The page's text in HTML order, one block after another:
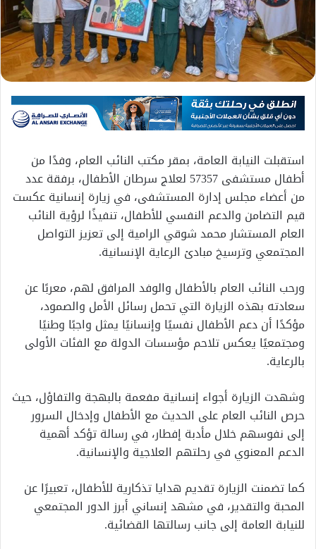
استقبلت النيابة العامة، بمقر مكتب النائب العام، وفدًا من
أطفال مستشفى 57357 لعلاج سرطان الأطفال، برفقة عدد
من أعضاء مجلس إدارة المستشفى، في زيارة إنسانية عكست
قيم التضامن والدعم النفسي للأطفال، تنفيذًا لرؤية النائب
العام المستشار محمد شوقي الرامية إلى تعزيز التواصل
المجتمعي وترسيخ مبادئ الرعاية الإنسانية.
ورحب النائب العام بالأطفال والوفد المرافق لهم، معربًا عن
سعادته بهذه الزيارة التي تحمل رسائل الأمل والصمود،
مؤكدًا أن دعم الأطفال نفسيًا وإنسانيًا يمثل واجبًا وطنيًا
ومجتمعيًا يعكس تلاحم مؤسسات الدولة مع الفئات الأولى
بالرعاية.
وشهدت الزيارة أجواء إنسانية مفعمة بالبهجة والتفاؤل، حيث
حرص النائب العام على الحديث مع الأطفال وإدخال السرور
إلى نفوسهم خلال مأدبة إفطار، في رسالة تؤكد أهمية
الدعم المعنوي في رحلتهم العلاجية والإنسانية.
كما تضمنت الزيارة تقديم هدايا تذكارية للأطفال، تعبيرًا عن
المحبة والتقدير، في مشهد إنساني أبرز الدور المجتمعي
للنيابة العامة إلى جانب رسالتها القضائية.